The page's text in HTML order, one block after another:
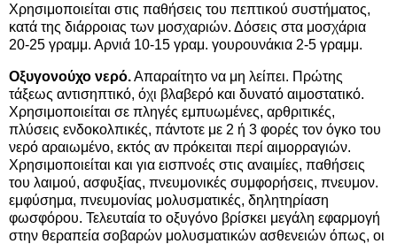
Χρησιμοποιείται στις παθήσεις του πεπτικού συστήματος,
κατά της διάρροιας των μοσχαριών. Δόσεις στα μοσχάρια
20-25 γραμμ. Αρνιά 10-15 γραμ. γουρουνάκια 2-5 γραμμ.
Οξυγονούχο νερό.Απαραίτητο να μη λείπει. Πρώτης
τάξεως αντισηπτικό, όχι βλαβερό και δυνατό αιμοστατικό.
Χρησιμοποιείται σε πληγές εμπυωμένες, αρθριτικές,
πλύσεις ενδοκολπικές, πάντοτε με 2 ή 3 φορές τον όγκο του
νερό αραιωμένο, εκτός αν πρόκειται περί αιμορραγιών.
Χρησιμοποιείται και για εισπνοές στις αναιμίες, παθήσεις
του λαιμού, ασφυξίας, πνευμονικές συμφορήσεις, πνευμον.
εμφύσημα, πνευμονίας μολυσματικές, δηλητηρίαση
φωσφόρου. Τελευταία το οξυγόνο βρίσκει μεγάλη εφαρμογή
στην θεραπεία σοβαρών μολυσματικών ασθενειών όπως, οι